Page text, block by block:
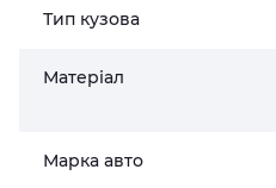
Тип кузова
Матеріал
Марка авто